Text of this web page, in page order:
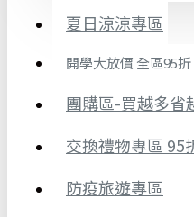
夏日涼涼專區
開學大放價 全區95折
團購區-買越多省
交換禮物專區 95
防疫旅遊專區